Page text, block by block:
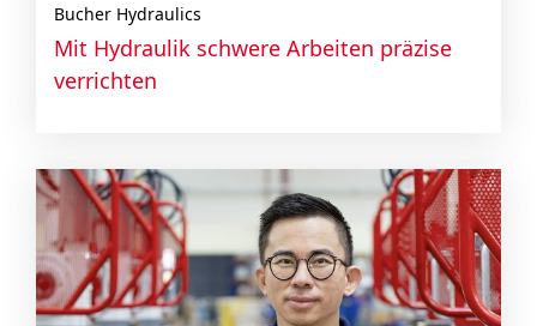
Bucher Hydraulics
Mit Hydraulik schwere Arbeiten präzise
verrichten